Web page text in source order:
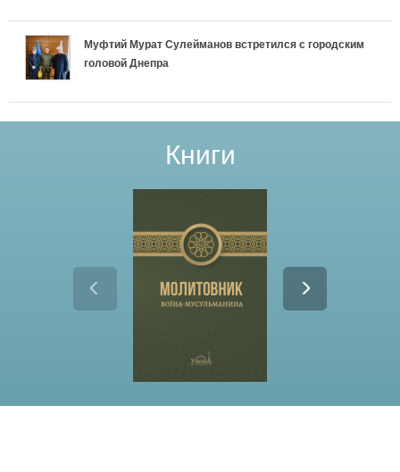
Муфтий Мурат Сулейманов встретился с городским
головой Днепра
Книги